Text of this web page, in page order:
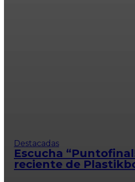
Destacadas
Escucha
reciente de